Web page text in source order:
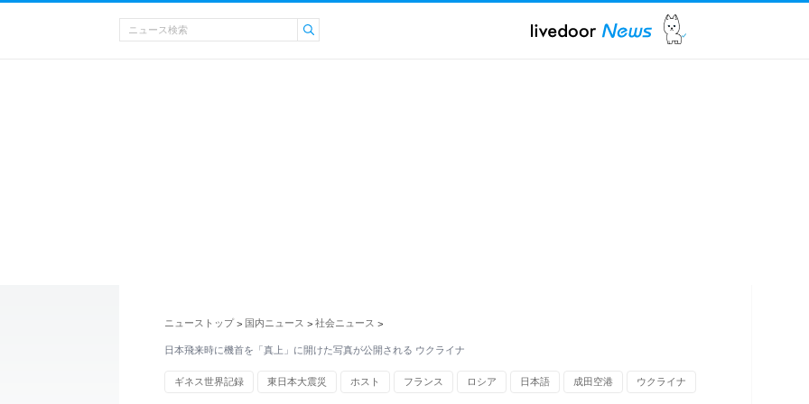
ニューストップ > 国内ニュース > 社会ニュース >
日本飛来時に機首を「真上」に開けた写真が公開される ウクライナ
ギネス世界記録 東日本大震災 ホスト フランス ロシア 日本語 成田空港 ウクライナ